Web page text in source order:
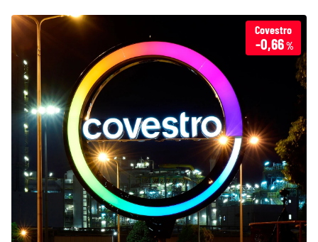
Covestro
-0,66%